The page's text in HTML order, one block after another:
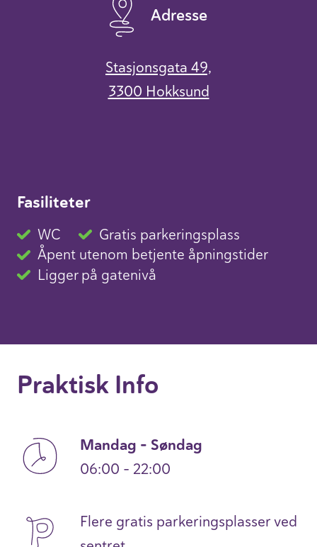
Adresse
Stasjonsgata 49,
3300 Hokksund
Fasiliteter
WC
Gratis parkeringsplass
Åpent utenom betjente åpningstider
Ligger på gatenivå
Praktisk Info
Mandag – Søndag
06:00 – 22:00
Flere gratis parkeringsplasser ved